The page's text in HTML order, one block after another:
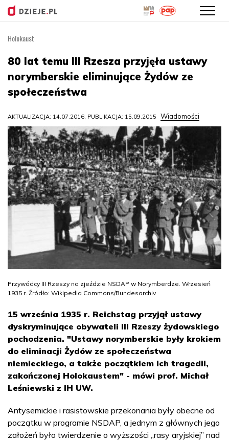
treści
Holokaust
80 lat temu III Rzesza przyjęła ustawy
norymberskie eliminujące Żydów ze
społeczeństwa
AKTUALIZACJA: 14.07.2016, PUBLIKACJA: 15.09.2015 Wiadomości
Przywódcy III Rzeszy na zjeździe NSDAP w Norymberdze. Wrzesień
1935 r. Źródło: Wikipedia Commons/Bundesarchiv
15 września 1935 r. Reichstag przyjął ustawy
dyskryminujące obywateli III Rzeszy żydowskiego
pochodzenia. "Ustawy norymberskie były krokiem
do eliminacji Żydów ze społeczeństwa
niemieckiego, a także początkiem ich tragedii,
zakończonej Holokaustem" - mówi prof. Michał
Leśniewski z IH UW.
Antysemickie i rasistowskie przekonania były obecne od
początku w programie NSDAP, a jednym z głównych jego
założeń było twierdzenie o wyższości „rasy aryjskiej” nad